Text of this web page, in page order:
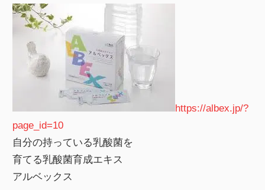
https://albex.jp/?
page_id=10
自分の持っている乳酸菌を
育てる乳酸菌育成エキス
アルベックス